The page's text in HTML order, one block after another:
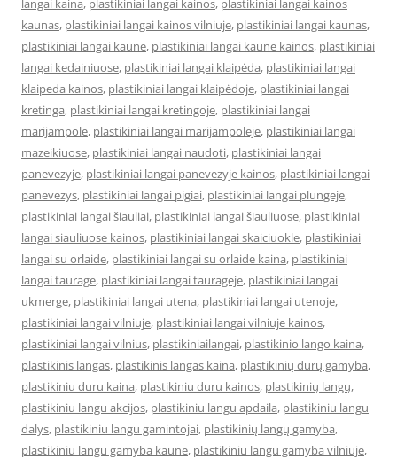
langai kaina, plastikiniai langai kainos, plastikiniai langai kainos
kaunas, plastikiniai langai kainos vilniuje, plastikiniai langai kaunas,
plastikiniai langai kaune, plastikiniai langai kaune kainos, plastikiniai
langai kedainiuose, plastikiniai langai klaipėda, plastikiniai langai
klaipeda kainos, plastikiniai langai klaipėdoje, plastikiniai langai
kretinga, plastikiniai langai kretingoje, plastikiniai langai
marijampole, plastikiniai langai marijampoleje, plastikiniai langai
mazeikiuose, plastikiniai langai naudoti, plastikiniai langai
panevezyje, plastikiniai langai panevezyje kainos, plastikiniai langai
panevezys, plastikiniai langai pigiai, plastikiniai langai plungeje,
plastikiniai langai šiauliai, plastikiniai langai šiauliuose, plastikiniai
langai siauliuose kainos, plastikiniai langai skaiciuokle, plastikiniai
langai su orlaide, plastikiniai langai su orlaide kaina, plastikiniai
langai taurage, plastikiniai langai taurageje, plastikiniai langai
ukmerge, plastikiniai langai utena, plastikiniai langai utenoje,
plastikiniai langai vilniuje, plastikiniai langai vilniuje kainos,
plastikiniai langai vilnius, plastikiniailangai, plastikinio lango kaina,
plastikinis langas, plastikinis langas kaina, plastikinių durų gamyba,
plastikiniu duru kaina, plastikiniu duru kainos, plastikinių langų,
plastikiniu langu akcijos, plastikiniu langu apdaila, plastikiniu langu
dalys, plastikiniu langu gamintojai, plastikinių langų gamyba,
plastikiniu langu gamyba kaune, plastikiniu langu gamyba vilniuje,